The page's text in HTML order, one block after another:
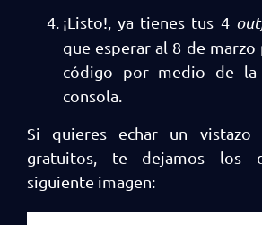
¡Listo!, ya tienes tus 4
que esperar al 8 de marzo
código por medio de la
consola.
Si quieres echar un
gratuitos, te dejamos los
siguiente imagen: